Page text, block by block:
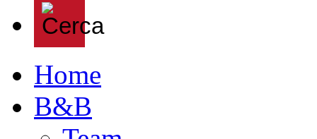
Home
B&B